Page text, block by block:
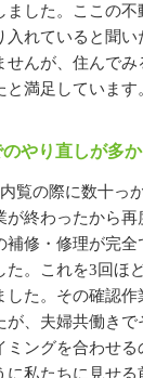
した。ここの不
れていると聞い
せんが、住んで
満足しています
やり直しが多
覧の際に数十っ
が終わったから
補修・修理が完
た。これを3回ほ
た。その確認
、夫婦共働き
ミングを合わせ
に私たちに見せ